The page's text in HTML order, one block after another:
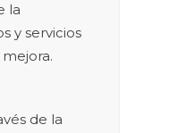
la
y servicios
de la